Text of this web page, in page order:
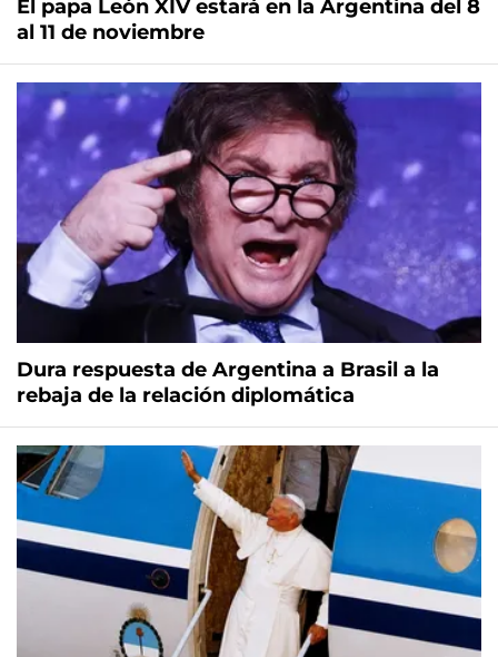
El papa León XIV estará en la Argentina del 8
al 11 de noviembre
Dura respuesta de Argentina a Brasil a la
rebaja de la relación diplomática